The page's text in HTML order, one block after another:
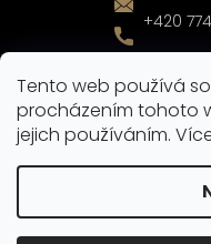
Tento web používá
procházením tohoto
jejich používáním.
+420